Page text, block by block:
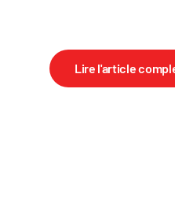
Lire l'article